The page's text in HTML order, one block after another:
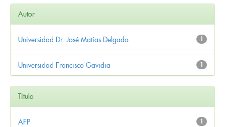
Autor
1
Universidad Dr. José Matías Delgado
1
Universidad Francisco Gavidia
Título
1
AFP